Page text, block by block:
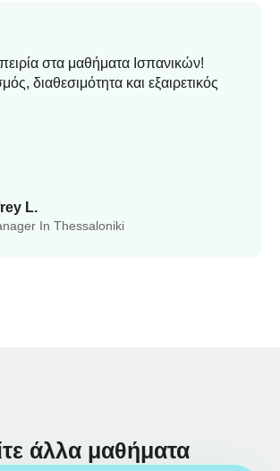
L.
In Thessaloniki
στα μαθήματα Ισπανικών!
διαθεσιμότητα και εξαιρετικός
άλλα μαθήματα